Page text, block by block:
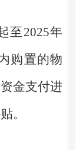
至2025年
购置的物
金支付进
。